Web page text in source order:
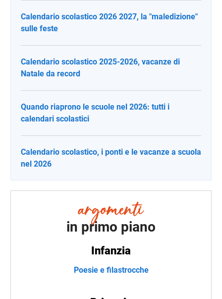
Calendario scolastico 2026 2027, la "maledizione"
sulle feste
Calendario scolastico 2025-2026, vacanze di
Natale da record
Quando riaprono le scuole nel 2026: tutti i
calendari scolastici
Calendario scolastico, i ponti e le vacanze a scuola
nel 2026
in primo piano
Infanzia
Poesie e filastrocche